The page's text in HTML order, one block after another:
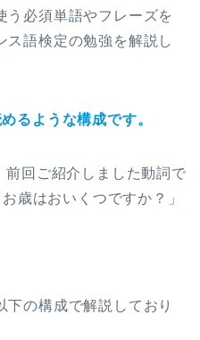
う必須単語やフレーズを
ス語検定の勉強を解説し
るような構成です。
回ご紹介しました動詞で
歳はおいくつですか？」
の構成で解説しており